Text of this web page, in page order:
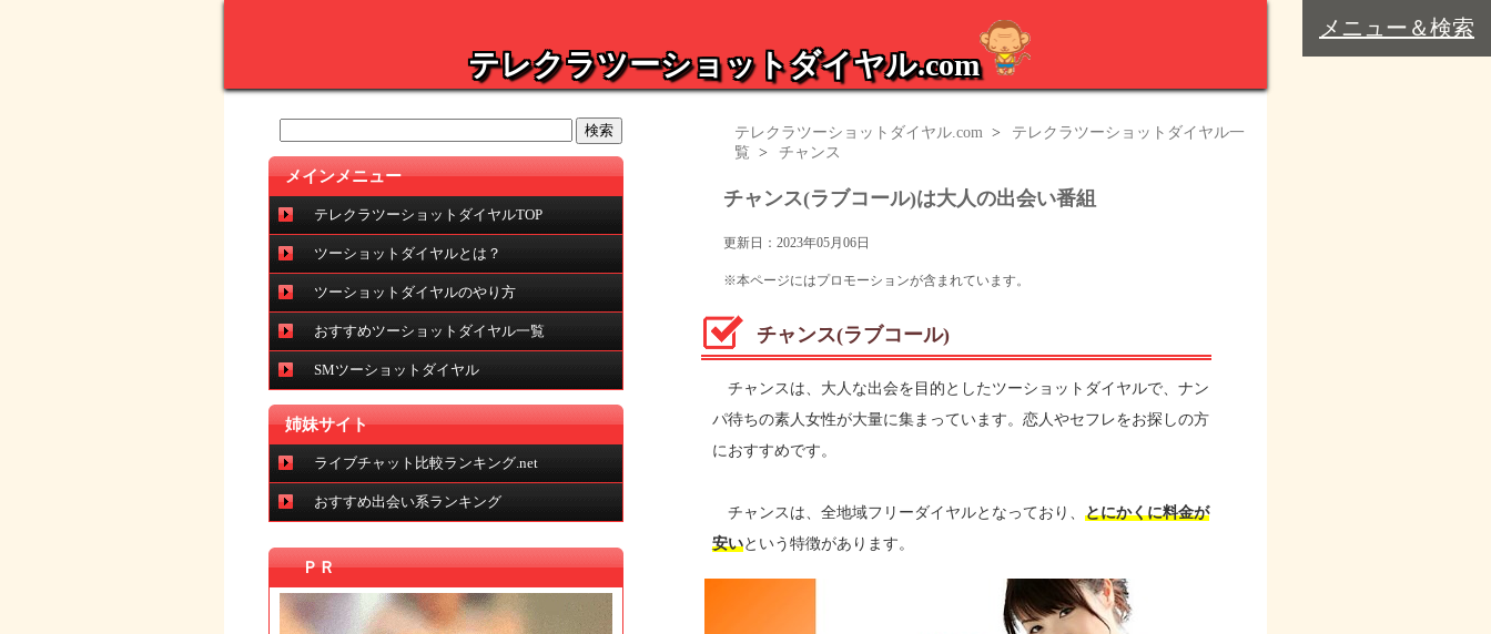
メニュー＆検索
テレクラツーショットダイヤル.com
テレクラツーショットダイヤル.com >
テレクラツーショットダイヤル一
覧 > チャンス
チャンス(ラブコール)は大人の出会い番組
更新日： 2023年05月06日
※本ページにはプロモーションが含まれています。
チャンス(ラブコール)
チャンスは、大人な出会を目的としたツーショットダイヤルで、ナン
パ待ちの素人女性が大量に集まっています。恋人やセフレをお探しの方
におすすめです。
チャンスは、全地域フリーダイヤルとなっており、 とにかくに料金が
安いという特徴があります。
メインメニュー
テレクラツーショットダイヤルTOP
ツーショットダイヤルとは？
ツーショットダイヤルのやり方
おすすめツーショットダイヤル一覧
SMツーショットダイヤル
姉妹サイト
ライブチャット比較ランキング.net
おすすめ出会い系ランキング
ＰＲ